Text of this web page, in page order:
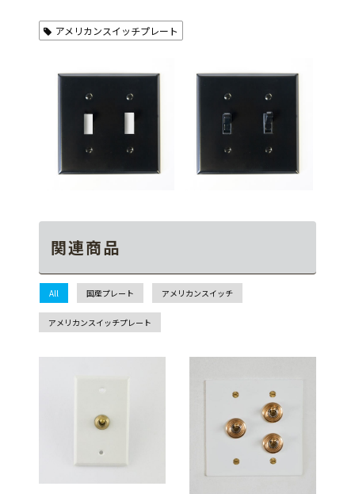
アメリカンスイッチプレート
関連商品
All 国産プレート アメリカンスイッチ
アメリカンスイッチプレート